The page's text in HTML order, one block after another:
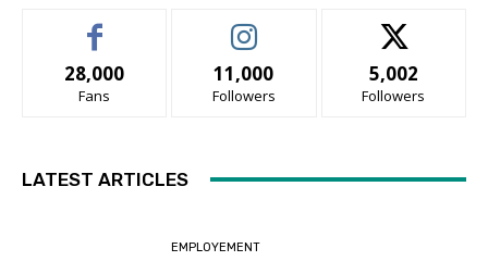
28,000
Fans
11,000
Followers
5,002
Followers
LATEST ARTICLES
EMPLOYEMENT